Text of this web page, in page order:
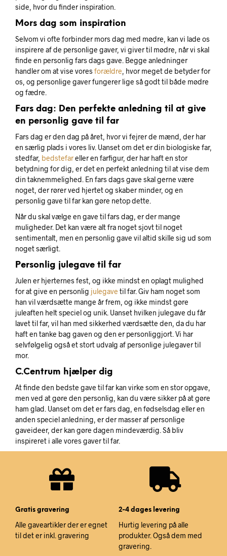
side, hvor du finder inspiration.
Mors dag som inspiration
Selvom vi ofte forbinder mors dag med mødre, kan vi lade os
inspirere af de personlige gaver, vi giver til mødre, når vi skal
finde en personlig fars dags gave. Begge anledninger
handler om at vise voresforældre , hvor meget de betyder for
os, og personlige gaver fungerer lige så godt til både mødre
og fædre.
Fars dag: Den perfekte anledning til at give
en personlig gave til far
Fars dag er den dag på året, hvor vi fejrer de mænd, der har
en særlig plads i vores liv. Uanset om det er din biologiske far,
stedfar, bedstefareller en farfigur, der har haft en stor
betydning for dig, er det en perfekt anledning til at vise dem
din taknemmelighed. En fars dags gave skal gerne være
noget, der rører ved hjertet og skaber minder, og en
personlig gave til far kan gøre netop dette.
Når du skal vælge en gave til fars dag, er der mange
muligheder. Det kan være alt fra noget sjovt til noget
sentimentalt, men en personlig gave vil altid skille sig ud som
noget særligt.
Personlig julegave til far
Julen er hjerternes fest, og ikke mindst en oplagt mulighed
for at give en personlig julegave til far. Giv ham noget som
han vil værdsætte mange år frem, og ikke mindst gøre
juleaften helt speciel og unik. Uanset hvilken julegave du får
lavet til far, vil han med sikkerhed værdsætte den, da du har
haft en tanke bag gaven og den er personliggjort. Vi har
selvfølgelig også et stort udvalg af personlige julegaver til
mor.
C.Centrum hjælper dig
At finde den bedste gave til far kan virke som en stor opgave,
men ved at gøre den personlig, kan du være sikker på at gøre
ham glad. Uanset om det er fars dag, en fødselsdag eller en
anden speciel anledning, er der masser af personlige
gaveideer, der kan gøre dagen mindeværdig. Så bliv
inspireret i alle vores gaver til far.
Gratis gravering
Alle gaveartikler der er egnet
til det er inkl. gravering
2-4 dages levering
Hurtig levering på alle
produkter. Også dem med
gravering.